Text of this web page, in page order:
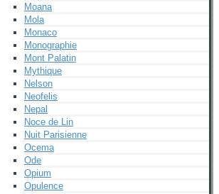
Moana
Mola
Monaco
Monographie
Mont Palatin
Mythique
Nelson
Neofelis
Nepal
Noce de Lin
Nuit Parisienne
Ocema
Ode
Opium
Opulence